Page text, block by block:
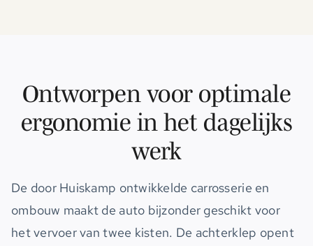
Ontworpen voor optimale
ergonomie in het dagelijks
werk
De door Huiskamp ontwikkelde carrosserie en
ombouw maakt de auto bijzonder geschikt voor
het vervoer van twee kisten. De achterklep opent